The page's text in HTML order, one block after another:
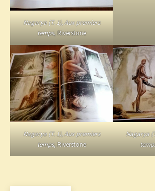
Nagarya (T. 1), Aux premiers
temps, Riverstone
Nagarya (T. 1), Aux premiers
temps, Riverstone
Nagarya